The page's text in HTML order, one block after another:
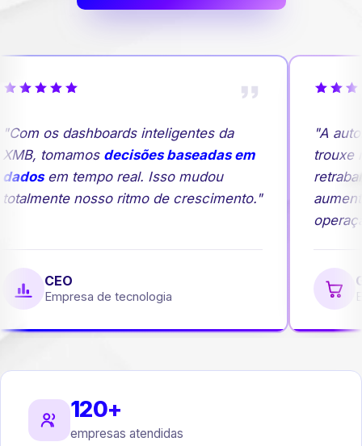
os dashboards inteligentes da
tomamosdecisões baseadas em
em tempo real. Isso mudou
nosso ritmo de crescimento."
CEO
Empresa de tecnologia
"A
trouxe
120+
empresas atendidas